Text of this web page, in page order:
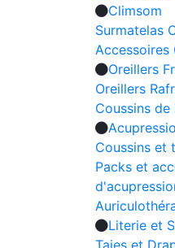
Climsom
Surmatelas
Accessoires
Oreillers
Oreillers
Coussins de
Coussins et
Packs et
Literie et
Taies et